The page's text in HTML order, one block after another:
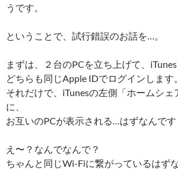
うです。
ということで、試行錯誤のお話を…。
まずは、２台のPCを立ち上げて、iTunes
どちらも同じApple IDでログインします。
それだけで、iTunesの左側「ホームシェ
に、
お互いのPCが表示される…はずなんです
え〜？なんでなんで？
ちゃんと同じWi-Fiに繋がっているはず